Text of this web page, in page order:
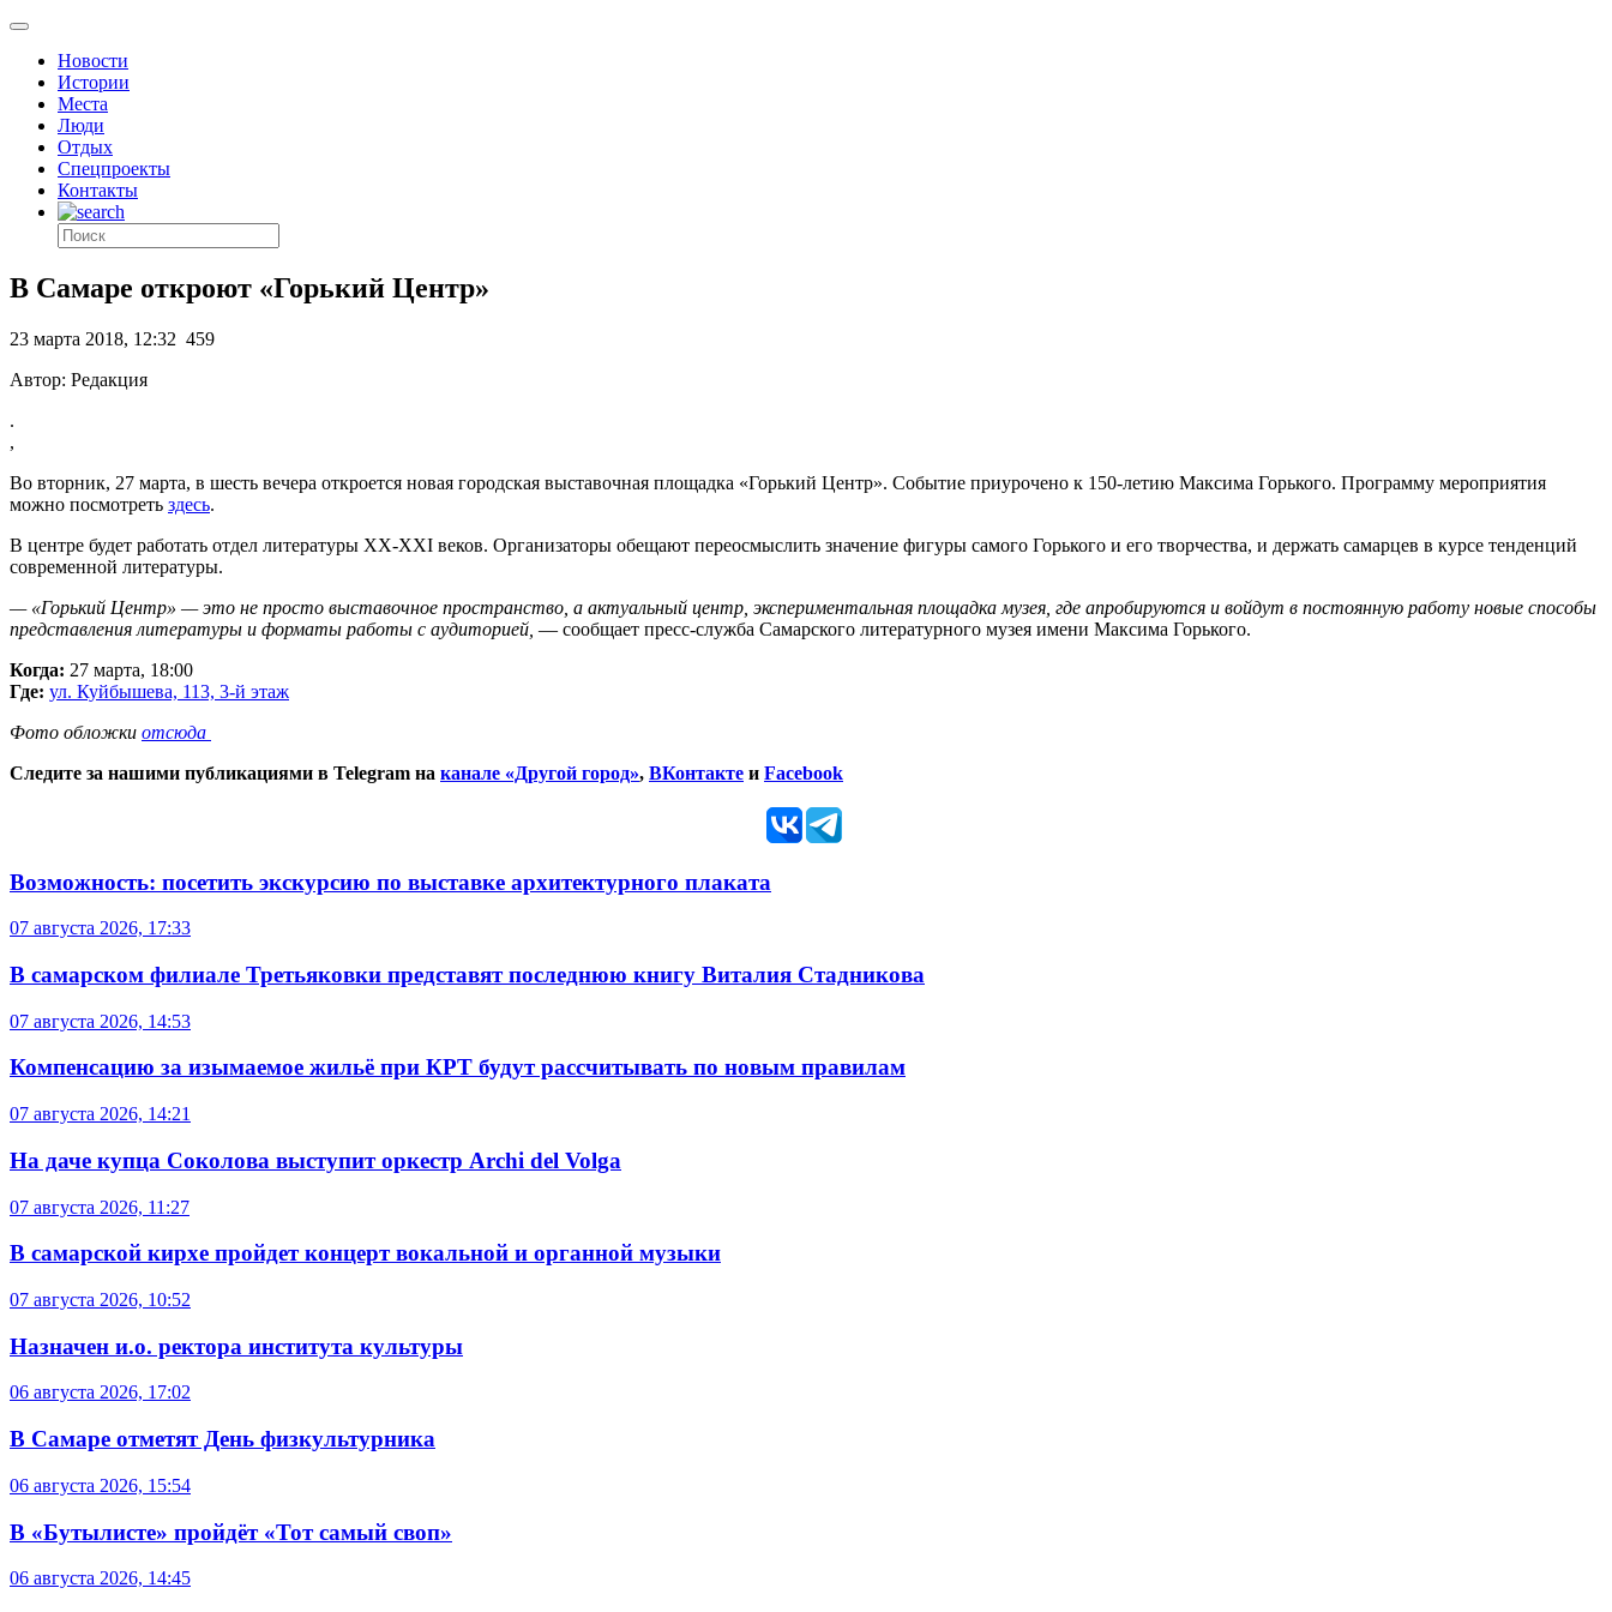
Новости
Истории
Места
Люди
Отдых
Спецпроекты
Контакты
В Самаре откроют «Горький Центр»
23 марта 2018, 12:32 459
Автор: Редакция
.
,
Во вторник, 27 марта, в шесть вечера откроется новая городская выставочная площадка «Горький Центр». Событие приурочено к 150-летию Максима Горького. Программу мероприятия
можно посмотреть здесь.
В центре будет работать отдел литературы XX-XXI веков. Организаторы обещают переосмыслить значение фигуры самого Горького и его творчества, и держать самарцев в курсе тенденций
современной литературы.
— «Горький Центр» — это не просто выставочное пространство, а актуальный центр, экспериментальная площадка музея, где апробируются и войдут в постоянную работу новые способы
представления литературы и форматы работы с аудиторией, — сообщает пресс-служба Самарского литературного музея имени Максима Горького.
Когда: 27 марта, 18:00
Где: ул. Куйбышева, 113, 3-й этаж
Фото обложки отсюда
Следите за нашими публикациями в Telegram на канале «Другой город», ВКонтакте и Facebook
Возможность: посетить экскурсию по выставке архитектурного плаката
07 августа 2026, 17:33
В самарском филиале Третьяковки представят последнюю книгу Виталия Стадникова
07 августа 2026, 14:53
Компенсацию за изымаемое жильё при КРТ будут рассчитывать по новым правилам
07 августа 2026, 14:21
На даче купца Соколова выступит оркестр Archi del Volga
07 августа 2026, 11:27
В самарской кирхе пройдет концерт вокальной и органной музыки
07 августа 2026, 10:52
Назначен и.о. ректора института культуры
06 августа 2026, 17:02
В Самаре отметят День физкультурника
06 августа 2026, 15:54
В «Бутылисте» пройдёт «Тот самый своп»
06 августа 2026, 14:45